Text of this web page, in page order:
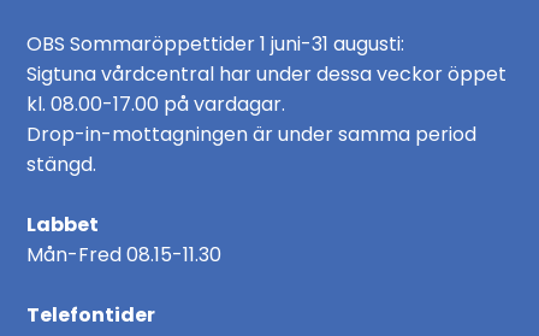
OBS Sommaröppettider 1 juni-31 augusti:
Sigtuna vårdcentral har under dessa veckor öppet
kl. 08.00-17.00 på vardagar.
Drop-in-mottagningen är under samma period
stängd.
Labbet
Mån-Fred 08.15-11.30
Telefontider